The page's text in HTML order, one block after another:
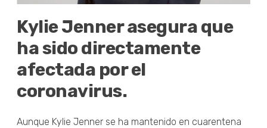
Kylie Jenner asegura que
ha sido directamente
afectada por el
coronavirus.
Aunque Kylie Jenner se ha mantenido en cuarentena